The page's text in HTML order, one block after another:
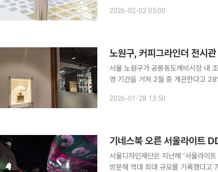
화면을 넘어 인공지능(AI)을 통해 아
2026-02-02 05:00
노원구, 커피그라인더 전시
서울 노원구가 공릉동도깨비시장 내
영 기간을 거쳐 2월 중 개관한다고 28일 밝혔다. 전시관은 공릉동도깨비
며 △총 1105점의 커피그라인더 전
2026-01-28 13:50
기네스북 오른 서울라이트
서울디자인재단은 지난해 ‘서울라이
방문해 역대 최대 규모를 기록했다고 7일 밝혔다. 특히 연말 14일간 DDP